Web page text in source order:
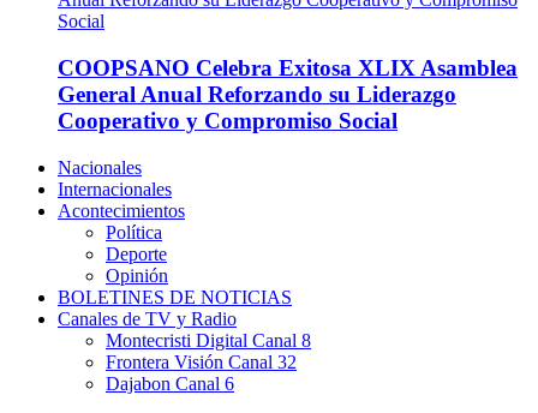
COOPSANO Celebra Exitosa XLIX Asamblea
General Anual Reforzando su Liderazgo
Cooperativo y Compromiso Social
Nacionales
Internacionales
Acontecimientos
Política
Deporte
Opinión
BOLETINES DE NOTICIAS
Canales de TV y Radio
Montecristi Digital Canal 8
Frontera Visión Canal 32
Dajabon Canal 6